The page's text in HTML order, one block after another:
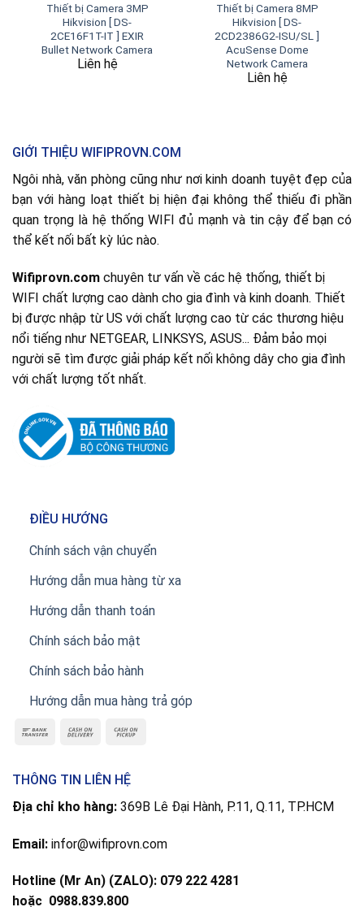
Thiết bị Camera 3MP
Hikvision [ DS-
2CE16F1T-IT ] EXIR
Bullet Network Camera
Liên hệ
Thiết bị Camera 8MP
Hikvision [ DS-
2CD2386G2-ISU/SL ]
AcuSense Dome
Network Camera
Liên hệ
GIỚI THIỆU WIFIPROVN.COM
Ngôi nhà, văn phòng cũng như nơi kinh doanh tuyệt đẹp của
bạn với hàng loạt thiết bị hiện đại không thể thiếu đi phần
quan trọng là hệ thống WIFI đủ mạnh và tin cậy để bạn có
thể kết nối bất kỳ lúc nào.
Wifiprovn.com chuyên tư vấn về các hệ thống, thiết bị
WIFI chất lượng cao dành cho gia đình và kinh doanh. Thiết
bị được nhập từ US với chất lượng cao từ các thương hiệu
nổi tiếng như NETGEAR, LINKSYS, ASUS... Đảm bảo mọi
người sẽ tìm được giải pháp kết nối không dây cho gia đình
với chất lượng tốt nhất.
ĐIỀU HƯỚNG
Chính sách vận chuyển
Hướng dẫn mua hàng từ xa
Hướng dẫn thanh toán
Chính sách bảo mật
Chính sách bảo hành
Hướng dẫn mua hàng trả góp
THÔNG TIN LIÊN HỆ
Địa chỉ kho hàng: 369B Lê Đại Hành, P.11, Q.11, TP.HCM
Email: infor@wifiprovn.com
Hotline (Mr An) (ZALO): 079 222 4281
hoặc 0988.839.800